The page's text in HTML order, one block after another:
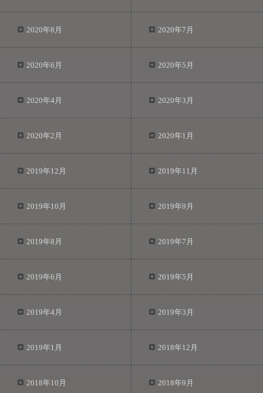
2020年8月 2020年7月
2020年6月 2020年5月
2020年4月 2020年3月
2020年2月 2020年1月
2019年12月 2019年11月
2019年10月 2019年9月
2019年8月 2019年7月
2019年6月 2019年5月
2019年4月 2019年3月
2019年1月 2018年12月
2018年10月 2018年9月